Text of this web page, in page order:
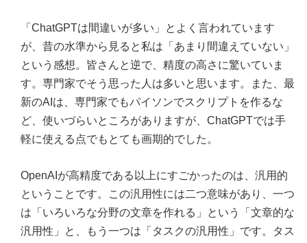
「ChatGPTは間違いが多い」とよく言われています
が、昔の水準から見ると私は「あまり間違えていない」
という感想。皆さんと逆で、精度の高さに驚いていま
す。専門家でそう思った人は多いと思います。また、最
新のAIは、専門家でもパイソンでスクリプトを作るな
ど、使いづらいところがありますが、ChatGPTでは手
軽に使える点でもとても画期的でした。
OpenAIが高精度である以上にすごかったのは、汎用的
ということです。この汎用性には二つ意味があり、一つ
は「いろいろな分野の文章を作れる」という「文章的な
汎用性」と、もう一つは「タスクの汎用性」です。タス